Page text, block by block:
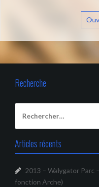
Recherche
Articles récents
2013 – Walygator Parc
fonction Arche)